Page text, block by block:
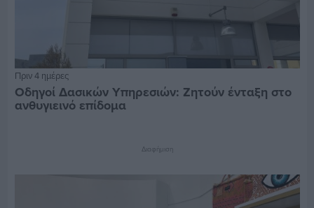
Πριν 4 ημέρες
Οδηγοί Δασικών Υπηρεσιών: Ζητούν ένταξη στο
ανθυγιεινό επίδομα
Διαφήμιση